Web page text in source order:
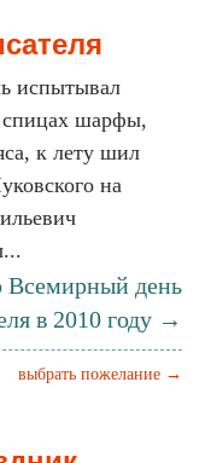
испытывал
спицах шарфы,
к лету шил
на
Всемирный день
в 2010 году →
выбрать пожелание →